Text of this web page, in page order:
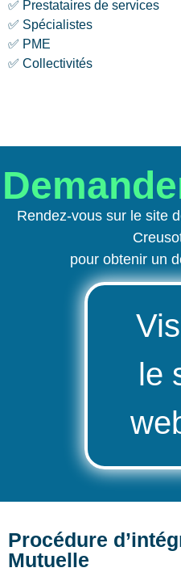
✅ Prestataires de services
✅ Spécialistes
✅ PME
✅ Collectivités
Rendez-vous sur le site
pour obtenir un
le
Procédure
Mutuelle